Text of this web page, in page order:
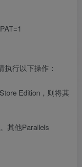
执行以下操作：
Edition，则将其
其他Parallels